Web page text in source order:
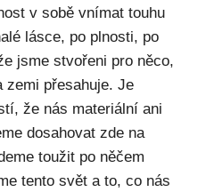
v sobě vnímat touhu
lásce, po plnosti, po
jsme stvořeni pro něco,
zemi přesahuje. Je
že nás materiální ani
dosahovat zde na
toužit po něčem
tento svět a to, co nás